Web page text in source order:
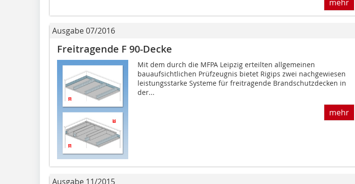
mehr
Ausgabe 07/2016
Freitragende F 90-Decke
Mit dem durch die MFPA Leipzig erteilten allgemeinen
bauaufsichtlichen Prüfzeugnis bietet Rigips zwei nachgewiesen
leistungsstarke Systeme für freitragende Brandschutzdecken in
der...
mehr
Ausgabe 11/2015